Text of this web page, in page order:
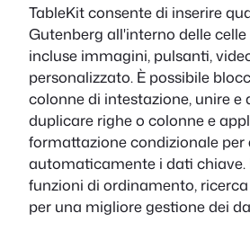
TableKit consente di inserire
Gutenberg all'interno delle
incluse immagini, pulsanti,
personalizzato. È possibile
colonne di intestazione, unire e
duplicare righe o colonne e
formattazione condizionale per
automaticamente i dati chiave.
funzioni di ordinamento,
per una migliore gestione dei